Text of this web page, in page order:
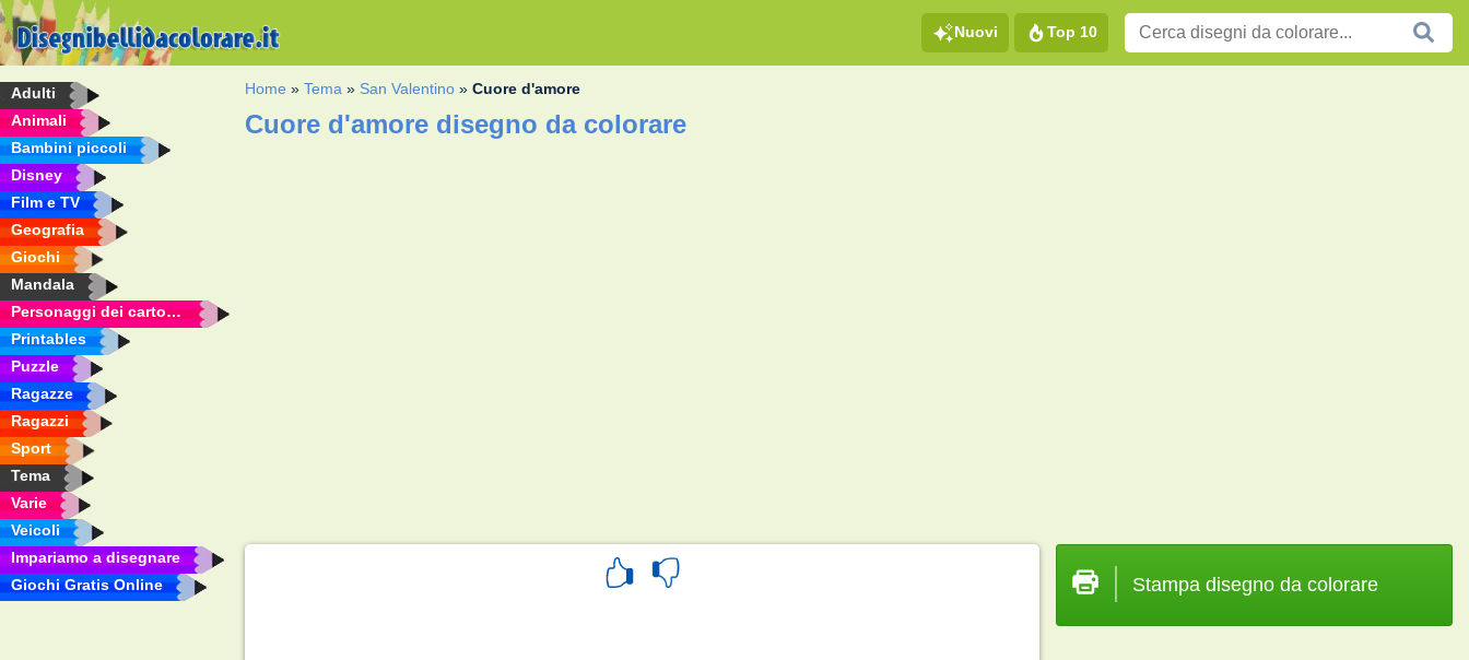
Nuovi Top 10
Adulti
Animali
Bambini piccoli
Disney
Film e TV
Geografia
Giochi
Mandala
Personaggi dei cartoni animati
Printables
Puzzle
Ragazze
Ragazzi
Sport
Tema
Varie
Veicoli
Impariamo a disegnare
Giochi Gratis Online
Home »Tema » San Valentino »Cuore d'amore
Cuore d'amore disegno da colorare
Stampa disegno da colorare